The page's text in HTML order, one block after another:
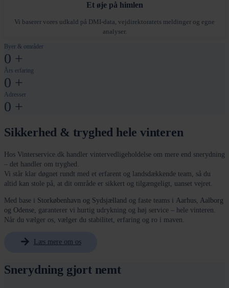
Et øje på himlen
Vi baserer vores udkald på DMI-data, vejdirektoratets meldinger og egne
analyser.
Byer & områder
0 +
Års erfaring
0 +
Adresser
0 +
Sikkerhed & tryghed hele vinteren
Hos Vinterservice.dk handler vintervedligeholdelse om mere end snerydning
– det handler om tryghed.
Vi står klar døgnet rundt med et erfarent og landsdækkende team, så du
altid kan stole på, at dit område er sikkert og tilgængeligt, uanset vejret.
Med base i Storkøbenhavn og Sydsjælland og faste teams i Aarhus, Aalborg
og Odense , garanterer vi hurtig udrykning og høj service – hele vinteren.
Når du vælger os, vælger du stabilitet, erfaring og ro i maven.
Læs mere om os
Snerydning gjort nemt